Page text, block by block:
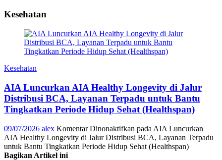
Kesehatan
Kesehatan
AIA Luncurkan AIA Healthy Longevity di Jalur
Distribusi BCA, Layanan Terpadu untuk Bantu
Tingkatkan Periode Hidup Sehat (Healthspan)
09/07/2026 alex Komentar Dinonaktifkan pada AIA Luncurkan
AIA Healthy Longevity di Jalur Distribusi BCA, Layanan Terpadu
untuk Bantu Tingkatkan Periode Hidup Sehat (Healthspan)
Bagikan Artikel ini